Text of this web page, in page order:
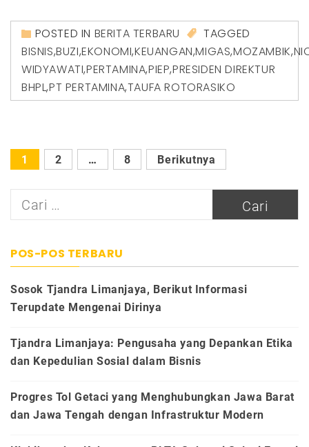
POSTED IN BERITA TERBARU
TAGGED
BISNIS,BUZI,EKONOMI,KEUANGAN,MIGAS,MOZAMBIK,
WIDYAWATI,PERTAMINA,PIEP,PRESIDEN DIREKTUR
BHPL,PT PERTAMINA,TAUFA ROTORASIKO
Paginasi
pos
1 2 … 8 Berikutnya
Cari
POS-POS TERBARU
Sosok Tjandra Limanjaya, Berikut Informasi
Terupdate Mengenai Dirinya
Tjandra Limanjaya: Pengusaha yang Depankan Etika
dan Kepedulian Sosial dalam Bisnis
Progres Tol Getaci yang Menghubungkan Jawa Barat
dan Jawa Tengah dengan Infrastruktur Modern